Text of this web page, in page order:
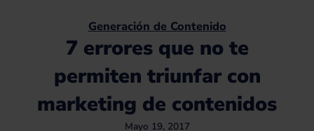
Generación de Contenido
7 errores que no te
permiten triunfar con
marketing de contenidos
Mayo 19, 2017